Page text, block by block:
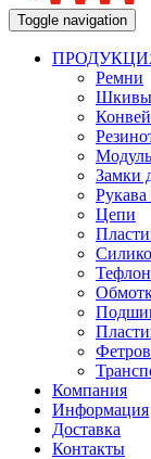
Toggle navigation
Ремни
Шкивы
Замки
Цепи
Тефлон
Компания
Информация
Доставка
Контакты